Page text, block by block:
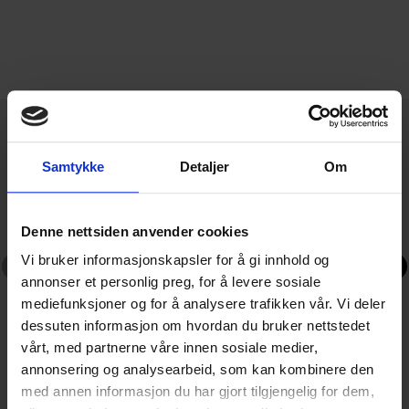
Samtykke Detaljer Om
Denne nettsiden anvender cookies
Vi bruker informasjonskapsler for å gi innhold og
annonser et personlig preg, for å levere sosiale
mediefunksjoner og for å analysere trafikken vår. Vi deler
dessuten informasjon om hvordan du bruker nettstedet
vårt, med partnerne våre innen sosiale medier,
annonsering og analysearbeid, som kan kombinere den
med annen informasjon du har gjort tilgjengelig for dem,
Relaterte saker